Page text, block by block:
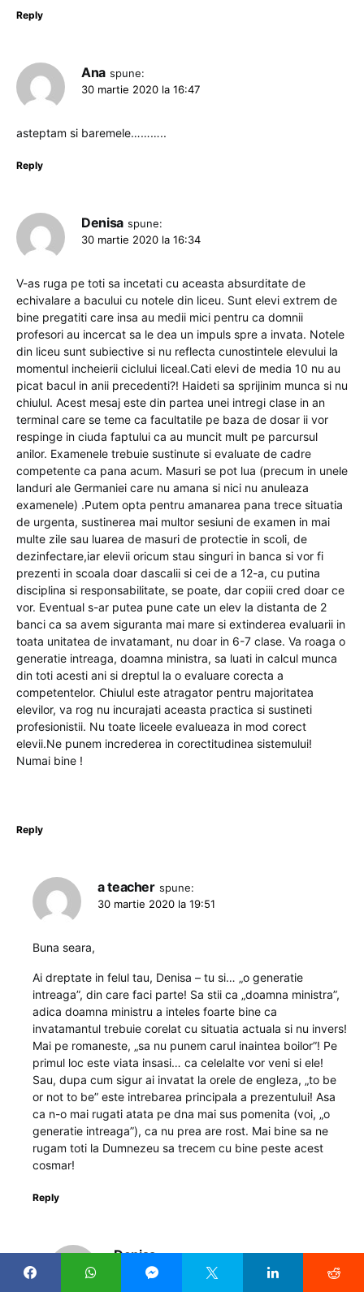
Reply
Ana spune:
30 martie 2020 la 16:47
asteptam si baremele………..
Reply
Denisa spune:
30 martie 2020 la 16:34
V-as ruga pe toti sa incetati cu aceasta absurditate de
echivalare a bacului cu notele din liceu. Sunt elevi extrem de
bine pregatiti care insa au medii mici pentru ca domnii
profesori au incercat sa le dea un impuls spre a invata. Notele
din liceu sunt subiective si nu reflecta cunostintele elevului la
momentul incheierii ciclului liceal.Cati elevi de media 10 nu au
picat bacul in anii precedenti?! Haideti sa sprijinim munca si nu
chiulul. Acest mesaj este din partea unei intregi clase in an
terminal care se teme ca facultatile pe baza de dosar ii vor
respinge in ciuda faptului ca au muncit mult pe parcursul
anilor. Examenele trebuie sustinute si evaluate de cadre
competente ca pana acum. Masuri se pot lua (precum in unele
landuri ale Germaniei care nu amana si nici nu anuleaza
examenele) .Putem opta pentru amanarea pana trece situatia
de urgenta, sustinerea mai multor sesiuni de examen in mai
multe zile sau luarea de masuri de protectie in scoli, de
dezinfectare,iar elevii oricum stau singuri in banca si vor fi
prezenti in scoala doar dascalii si cei de a 12-a, cu putina
disciplina si responsabilitate, se poate, dar copiii cred doar ce
vor. Eventual s-ar putea pune cate un elev la distanta de 2
banci ca sa avem siguranta mai mare si extinderea evaluarii in
toata unitatea de invatamant, nu doar in 6-7 clase. Va roaga o
generatie intreaga, doamna ministra, sa luati in calcul munca
din toti acesti ani si dreptul la o evaluare corecta a
competentelor. Chiulul este atragator pentru majoritatea
elevilor, va rog nu incurajati aceasta practica si sustineti
profesionistii. Nu toate liceele evalueaza in mod corect
elevii.Ne punem increderea in corectitudinea sistemului!
Numai bine !
Reply
a teacher spune:
30 martie 2020 la 19:51
Buna seara,
Ai dreptate in felul tau, Denisa – tu si… „o generatie
intreaga”, din care faci parte! Sa stii ca „doamna ministra”,
adica doamna ministru a inteles foarte bine ca
invatamantul trebuie corelat cu situatia actuala si nu invers!
Mai pe romaneste, „sa nu punem carul inaintea boilor”! Pe
primul loc este viata insasi… ca celelalte vor veni si ele!
Sau, dupa cum sigur ai invatat la orele de engleza, „to be
or not to be” este intrebarea principala a prezentului! Asa
ca n-o mai rugati atata pe dna mai sus pomenita (voi, „o
generatie intreaga”), ca nu prea are rost. Mai bine sa ne
rugam toti la Dumnezeu sa trecem cu bine peste acest
cosmar!
Reply
Denisa spune:
30 martie 2020 la 22:50